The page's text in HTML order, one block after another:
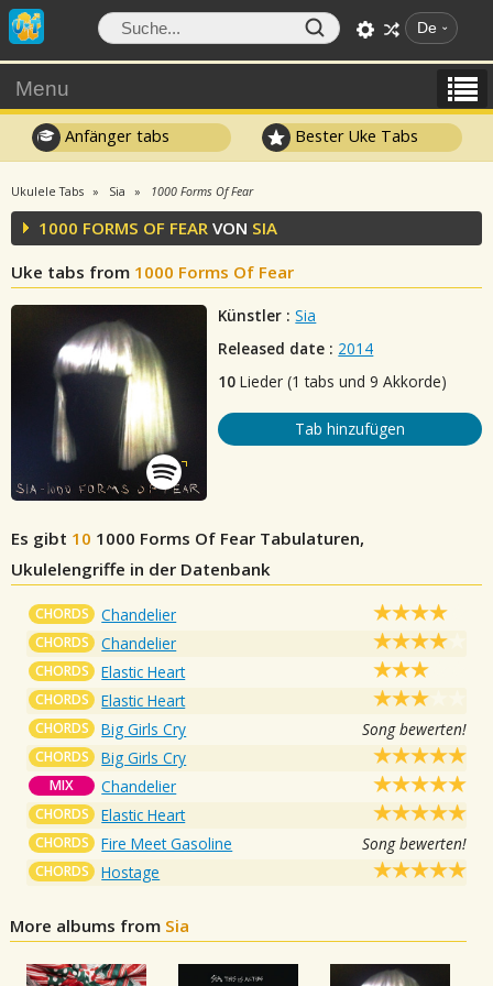
De
Menu
Anfänger tabs Bester Uke Tabs
Ukulele Tabs Sia 1000 Forms Of Fear
1000 FORMS OF FEAR VON SIA
Uke tabs from 1000 Forms Of Fear
Künstler : Sia
Released date : 2014
10 Lieder (1 tabs und 9 Akkorde)
Tab hinzufügen
Es gibt 10 1000 Forms Of Fear Tabulaturen,
Ukulelengriffe in der Datenbank
CHORDS Chandelier
CHORDS Chandelier
CHORDS Elastic Heart
CHORDS Elastic Heart
CHORDS Big Girls Cry Song bewerten!
CHORDS Big Girls Cry
MIX Chandelier
CHORDS Elastic Heart
CHORDS Fire Meet Gasoline Song bewerten!
CHORDS Hostage
More albums from Sia